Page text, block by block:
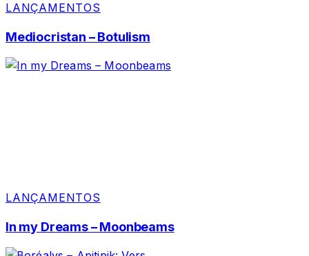
LANÇAMENTOS
Mediocristan – Botulism
LANÇAMENTOS
In my Dreams – Moonbeams